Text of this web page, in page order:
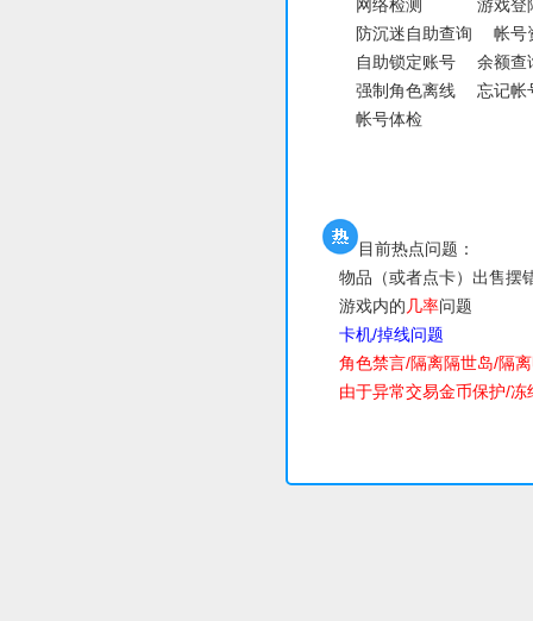
网络检测
游戏登
防沉迷自助查询
帐号
自助锁定账号
余额查
强制角色离线
忘记帐
帐号体检
目前热点问题：
物品（或者点卡）
游戏内的 几率
卡机/掉线问题
角色禁言/隔离隔世岛/隔
由于异常交易金币保护/冻